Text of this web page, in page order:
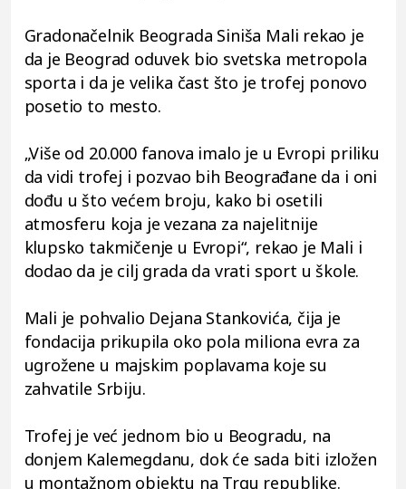
Gradonačelnik Beograda Siniša Mali rekao je
da je Beograd oduvek bio svetska metropola
sporta i da je velika čast što je trofej ponovo
posetio to mesto.
„Više od 20.000 fanova imalo je u Evropi priliku
da vidi trofej i pozvao bih Beograđane da i oni
dođu u što većem broju, kako bi osetili
atmosferu koja je vezana za najelitnije
klupsko takmičenje u Evropi“, rekao je Mali i
dodao da je cilj grada da vrati sport u škole.
Mali je pohvalio Dejana Stankovića, čija je
fondacija prikupila oko pola miliona evra za
ugrožene u majskim poplavama koje su
zahvatile Srbiju.
Trofej je već jednom bio u Beogradu, na
donjem Kalemegdanu, dok će sada biti izložen
u montažnom objektu na Trgu republike.